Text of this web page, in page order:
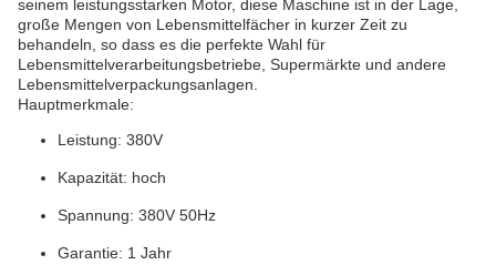
seinem leistungsstarken Motor, diese Maschine ist in der Lage,
große Mengen von Lebensmittelfächer in kurzer Zeit zu
behandeln, so dass es die perfekte Wahl für
Lebensmittelverarbeitungsbetriebe, Supermärkte und andere
Lebensmittelverpackungsanlagen.
Hauptmerkmale:
Leistung: 380V
Kapazität: hoch
Spannung: 380V 50Hz
Garantie: 1 Jahr